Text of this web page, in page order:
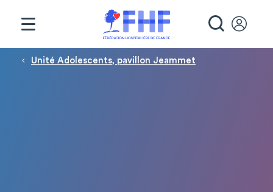
Fil d'Ariane
Unité Adolescents, pavillon Jeammet
Panneau de gestion des cookies